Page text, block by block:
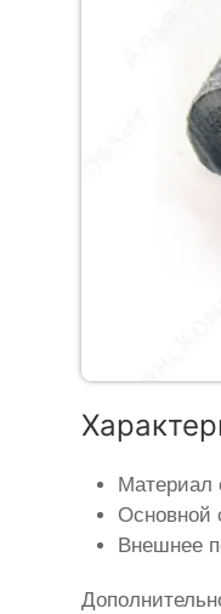
Материал
Основной
Внешнее